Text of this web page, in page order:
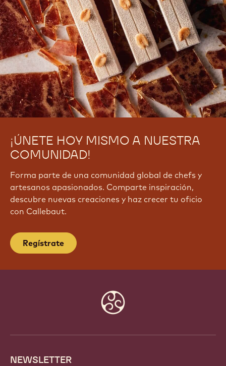
¡ÚNETE HOY MISMO A NUESTRA
COMUNIDAD!
Forma parte de una comunidad global de chefs y
artesanos apasionados. Comparte inspiración,
descubre nuevas creaciones y haz crecer tu oficio
con Callebaut.
Regístrate
NEWSLETTER